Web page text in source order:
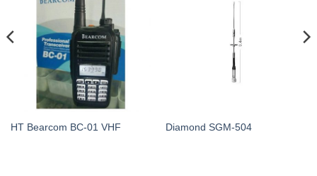
HT Bearcom BC-01 VHF Diamond SGM-504